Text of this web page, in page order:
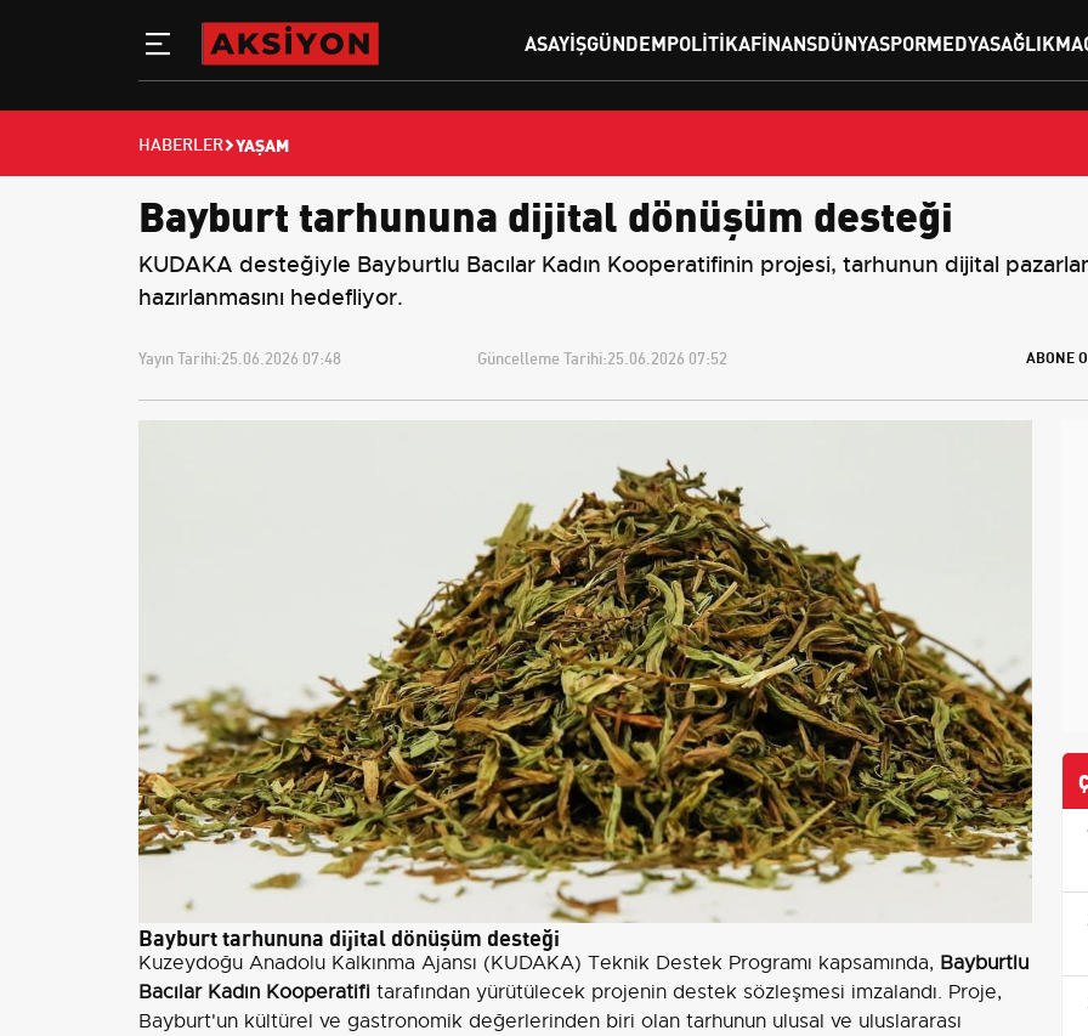
ASAYIŞGÜNDEMPOLITIKAFINANSDÜNYASPORMEDYASAĞLIK
HABERLER YAŞAM
Bayburt tarhununa dijital dönüşüm desteği
KUDAKA desteğiyle Bayburtlu Bacılar Kadın Kooperatifinin projesi, tarhunun dijital
hazırlanmasını hedefliyor.
Yayın Tarihi:25.06.2026 07:48 Güncelleme Tarihi:25.06.2026 07:52 ABONE
Bayburt tarhununa dijital dönüşüm desteği
Kuzeydoğu Anadolu Kalkınma Ajansı (KUDAKA) Teknik Destek Programı kapsamında, Bayburtlu
Bacılar Kadın Kooperatifi tarafından yürütülecek projenin destek sözleşmesi imzalandı. Proje,
Bayburt'un kültürel ve gastronomik değerlerinden biri olan tarhunun ulusal ve uluslararası